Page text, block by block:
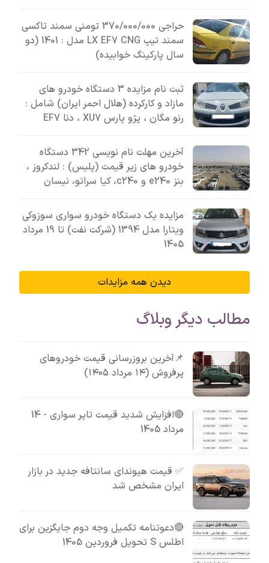
حراجی 370/000/000 تومنی سمند تاکسی
سمند تیپ LX EF7 CNG مدل : 1401 (دو
سال پارکینگ خوابیده)
ثبت نام مزایده 3 دستگاه خودرو های
مازاد و کارکرده (هلال احمر ایران) شامل :
رنو مگان ، پژو پارس XU7 ، دنا EF7
آخرین مهلت نام نویسی 342 دستگاه
خودرو های زیر قیمت (پلیس) : لندکروز ،
بنز e240 و c240، کیا سراتو، نیسان
مزایده یک دستگاه خودرو سواری سوزوکی
ویتارا مدل 1394 (شرکت نفت) تا 19 مرداد
1405
دیدن همه مزایدات
مطالب دیگر وبلاگ
📌آخرین بروزرسانی قیمت خودروهای
پرفروش (۱۴ مرداد ۱۴۰۵)
🔴افزایش شدید قیمت تایر سواری - 14
مرداد 1405
✅ قیمت هیوندای سانتافه جدید در بازار
ایران مشخص شد
🔴دعوتنامه تکمیل وجه دوم جایگزین برای
اطلس S تحویل فروردین 1405